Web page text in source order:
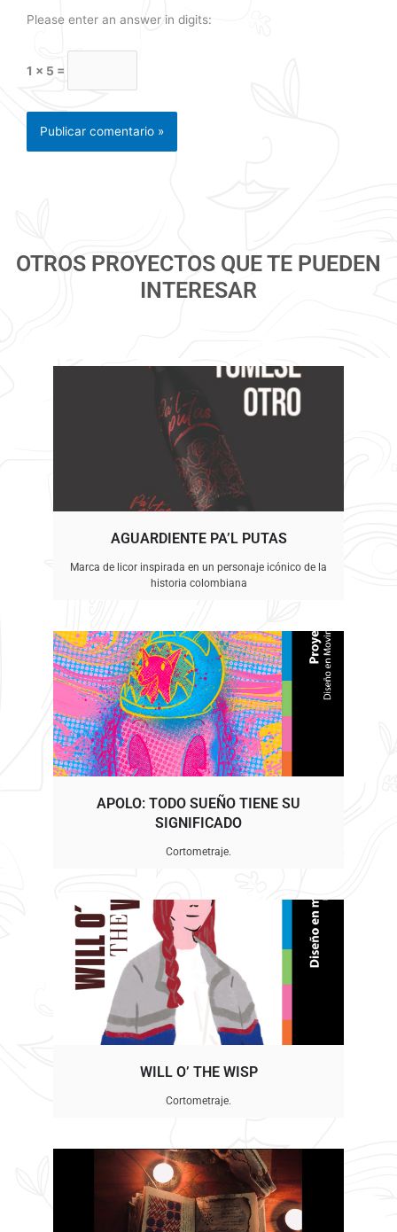
Please enter an answer in digits:
1 × 5 =
OTROS PROYECTOS QUE TE PUEDEN
INTERESAR
AGUARDIENTE PA’L PUTAS
Marca de licor inspirada en un personaje icónico de la
historia colombiana
APOLO: TODO SUEÑO TIENE SU
SIGNIFICADO
Cortometraje.
WILL O’ THE WISP
Cortometraje.